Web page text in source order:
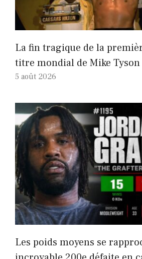
La fin tragique de la
titre mondial de Mike Tyson
5 août 2026
Les poids moyens se